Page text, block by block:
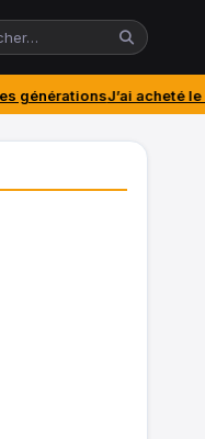
le PlayStation Portal…